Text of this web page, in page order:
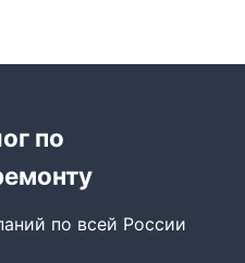
по
по всей России